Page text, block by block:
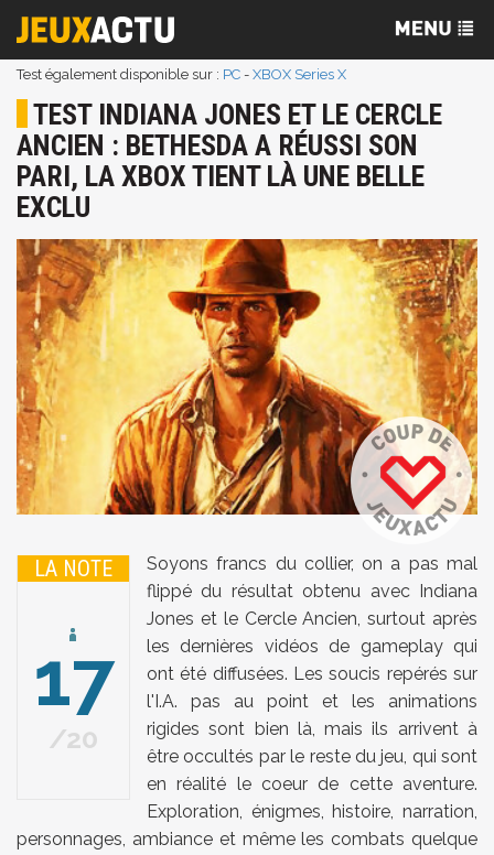
Test également disponible sur : PC - XBOX Series X
TEST INDIANA JONES ET LE CERCLE
ANCIEN : BETHESDA A RÉUSSI SON
PARI, LA XBOX TIENT LÀ UNE BELLE
EXCLU
LA NOTE
17
20
Soyons francs du collier, on a pas mal
flippé du résultat obtenu avec Indiana
Jones et le Cercle Ancien, surtout après
les dernières vidéos de gameplay qui
ont été diffusées. Les soucis repérés sur
l'I.A. pas au point et les animations
rigides sont bien là, mais ils arrivent à
être occultés par le reste du jeu, qui sont
en réalité le coeur de cette aventure.
Exploration, énigmes, histoire, narration,
personnages, ambiance et même les combats quelque